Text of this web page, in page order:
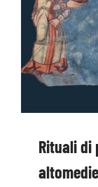
Rituali di